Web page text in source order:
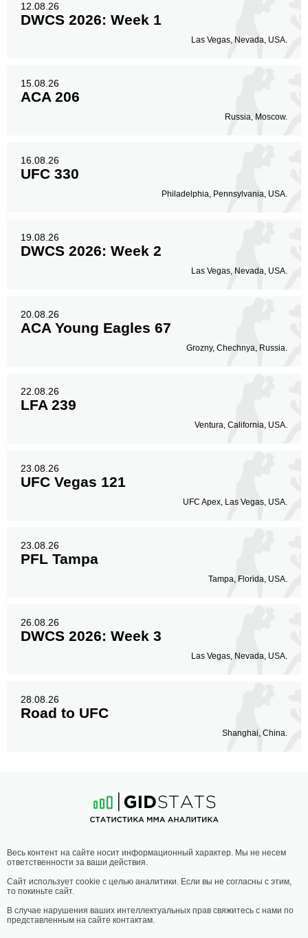
12.08.26
DWCS 2026: Week 1
Las Vegas, Nevada, USA.
15.08.26
ACA 206
Russia, Moscow.
16.08.26
UFC 330
Philadelphia, Pennsylvania, USA.
19.08.26
DWCS 2026: Week 2
Las Vegas, Nevada, USA.
20.08.26
ACA Young Eagles 67
Grozny, Chechnya, Russia.
22.08.26
LFA 239
Ventura, California, USA.
23.08.26
UFC Vegas 121
UFC Apex, Las Vegas, USA.
23.08.26
PFL Tampa
Tampa, Florida, USA.
26.08.26
DWCS 2026: Week 3
Las Vegas, Nevada, USA.
28.08.26
Road to UFC
Shanghai, China.
Весь контент на сайте носит информационный характер. Мы не несем
ответственности за ваши действия.
Сайт использует cookie с целью аналитики. Если вы не согласны с этим,
то покиньте сайт.
В случае нарушения ваших интеллектуальных прав свяжитесь с нами по
представленным на сайте контактам.